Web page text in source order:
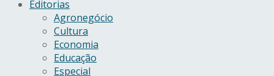
Editorias
Agronegócio
Cultura
Economia
Educação
Especial